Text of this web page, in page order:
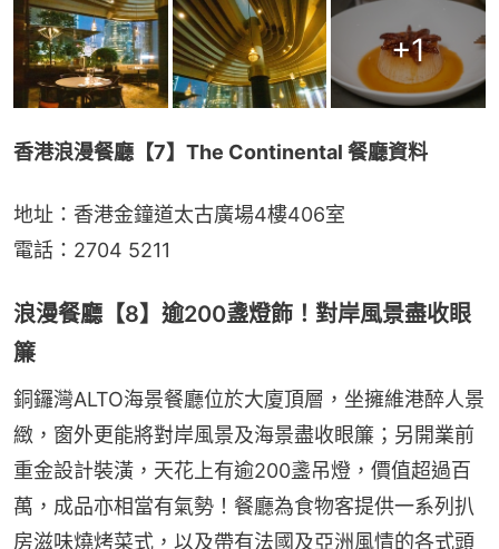
+1
香港浪漫餐廳【7】The Continental 餐廳資料
地址：香港金鐘道太古廣場4樓406室
電話：2704 5211
浪漫餐廳【8】逾200盞燈飾！對岸風景盡收眼
簾
銅鑼灣ALTO海景餐廳位於大廈頂層，坐擁維港醉人景
緻，窗外更能將對岸風景及海景盡收眼簾；另開業前
重金設計裝潢，天花上有逾200盞吊燈，價值超過百
萬，成品亦相當有氣勢！餐廳為食物客提供一系列扒
房滋味燒烤菜式，以及帶有法國及亞洲風情的各式頭